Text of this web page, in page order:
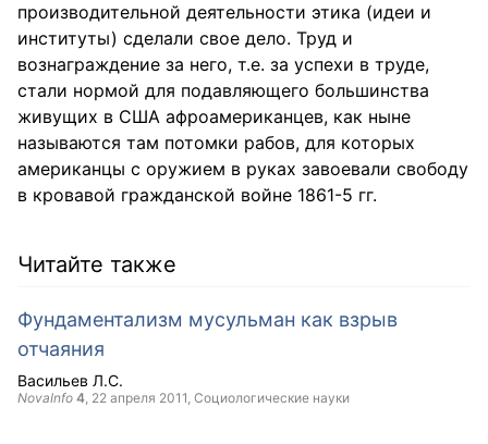
производительной деятельности этика (идеи и
институты) сделали свое дело. Труд и
вознаграждение за него, т.е. за успехи в труде,
стали нормой для подавляющего большинства
живущих в США афроамериканцев, как ныне
называются там потомки рабов, для которых
американцы с оружием в руках завоевали свободу
в кровавой гражданской войне 1861-5 гг.
Читайте также
Фундаментализм мусульман как взрыв
отчаяния
Васильев Л.С.
NovaInfo 4, 22 апреля 2011, Социологические науки